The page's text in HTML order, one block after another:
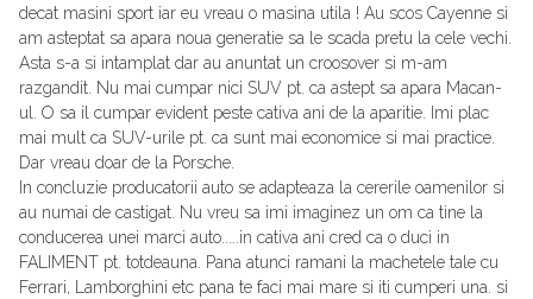
decat masini sport iar eu vreau o masina utila ! Au scos Cayenne si
am asteptat sa apara noua generatie sa le scada pretu la cele vechi.
Asta s-a si intamplat dar au anuntat un croosover si m-am
razgandit. Nu mai cumpar nici SUV pt. ca astept sa apara Macan-
ul. O sa il cumpar evident peste cativa ani de la aparitie. Imi plac
mai mult ca SUV-urile pt. ca sunt mai economice si mai practice.
Dar vreau doar de la Porsche.
In concluzie producatorii auto se adapteaza la cererile oamenilor si
au numai de castigat. Nu vreu sa imi imaginez un om ca tine la
conducerea unei marci auto.....in cativa ani cred ca o duci in
FALIMENT pt. totdeauna. Pana atunci ramani la machetele tale cu
Ferrari, Lamborghini etc pana te faci mai mare si iti cumperi una. si